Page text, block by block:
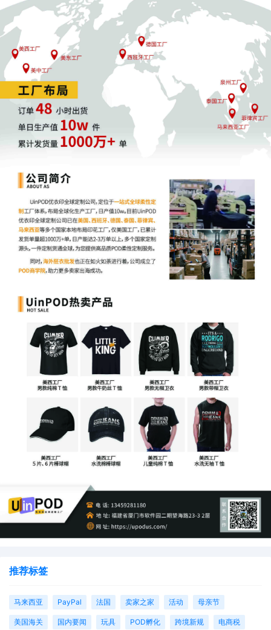
## 总结 2026年，无论是亚马逊卖家团队的重塑，还是跨境电商
POD模式的发展，都离不开组织效率的提升和团队能力的升级。卖
家不仅要引入最新的AI工具和平台策略，更要进行深刻的“组织升
级”。打造一个能充分吸收数据养分、能灵活调用智能工具、能快速
响应市场变化的“活”的组织，是构建长期核心竞争力的终极工程。在
跨境电商POD的浪潮中，只有不断适应变化，重塑团队，才能在激
烈的市场竞争中立于不败之地。
推荐标签
马来西亚 PayPal 法国 卖家之家 活动 母亲节
美国海关 国内要闻 玩具 POD孵化 跨境新规 电商税